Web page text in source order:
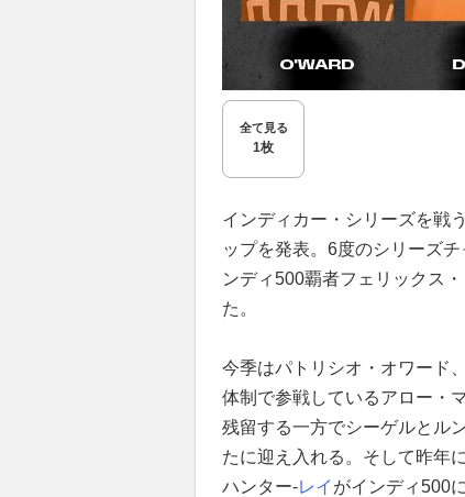
全て見る
1枚
インディカー・シリーズを戦
ップを発表。6度のシリーズ
ンディ500覇者フェリックス
た。
今季はパトリシオ・オワード
体制で参戦しているアロー・
残留する一方でシーゲルとル
たに迎え入れる。そして昨年
ハンター-レイ がインディ500